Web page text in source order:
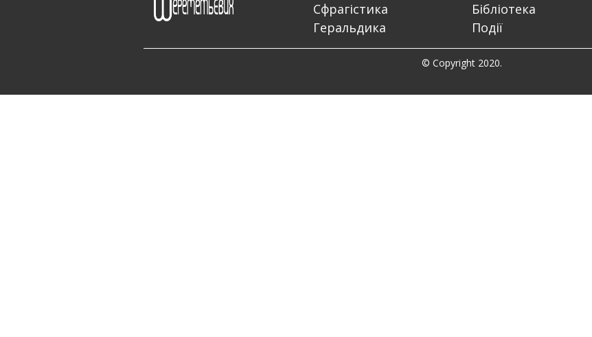
Сфрагістика
Геральдика
Бібліотека
Події
© Copyright 2020.